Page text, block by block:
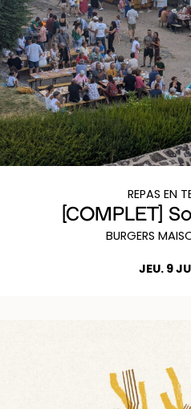
REPAS EN
[COMPLET]
BURGERS
JEU. 9